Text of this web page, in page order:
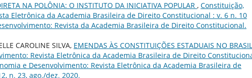
NA POLÔNIA: O INSTITUTO DA INICIATIVA POPULAR , Constituição,
Eletrônica da Academia Brasileira de Direito Constitucional : v. 6 n. 10
Revista da Academia Brasileira de Direito Constitucional.
CAROLINE SILVA, EMENDAS ÀS CONSTITUIÇÕES ESTADUAIS NO BRASIL
Revista Eletrônica da Academia Brasileira de Direito
e Desenvolvimento: Revista Eletrônica da Academia Brasileira de
n. 23, ago./dez. 2020.